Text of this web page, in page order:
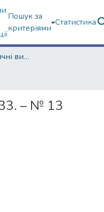
Пошук за
критеріями
Статистика
Харківські періодичні видання
– № 13